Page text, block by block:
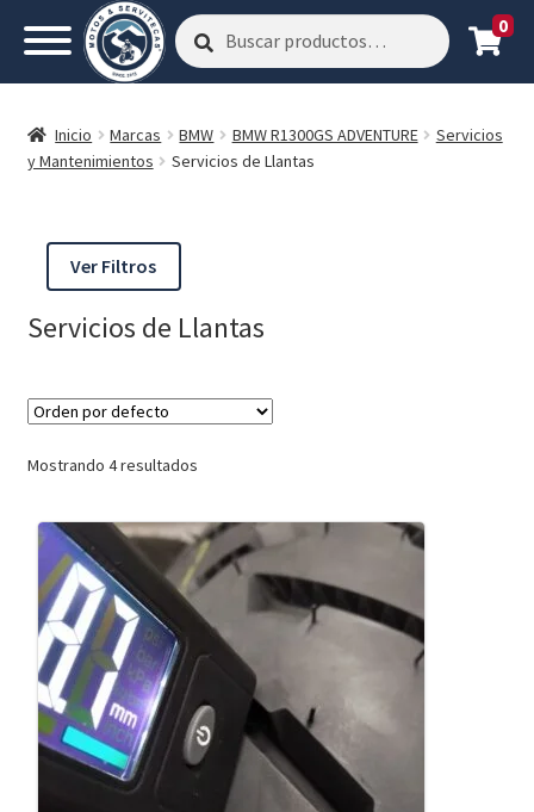
Buscar
por:
Buscar 0
Inicio Marcas BMW BMW R1300GS ADVENTURE
Servicios
y Mantenimientos
Servicios de Llantas
Ver Filtros
Servicios de Llantas
Mostrando 4 resultados